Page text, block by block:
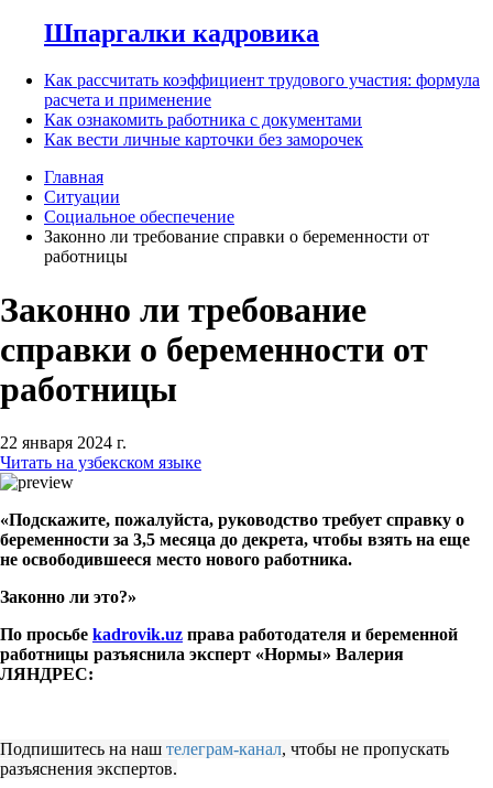
Шпаргалки кадровика
Как рассчитать коэффициент трудового участия: формула
расчета и применение
Как ознакомить работника с документами
Как вести личные карточки без заморочек
Главная
Ситуации
Социальное обеспечение
Законно ли требование справки о беременности от
работницы
Законно ли требование
справки о беременности от
работницы
22 января 2024 г.
Читать на узбекском языке
«Подскажите, пожалуйста, руководство требует справку о
беременности за 3,5 месяца до декрета, чтобы взять на еще
не освободившееся место нового работника.
Законно ли это?»
По просьбе kadrovik.uz права работодателя и беременной
работницы разъяснила эксперт «Нормы» Валерия
ЛЯНДРЕС:
Подпишитесь на наш телеграм-канал, чтобы не пропускать
разъяснения экспертов.